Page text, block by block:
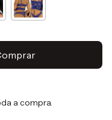
a compra.